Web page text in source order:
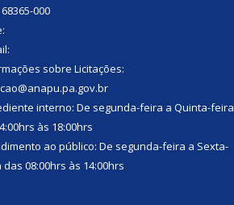
68365-000
sobre Licitações:
interno: De segunda-feira a Quinta-feira
às 18:00hrs
ao público: De segunda-feira a Sexta-
08:00hrs às 14:00hrs